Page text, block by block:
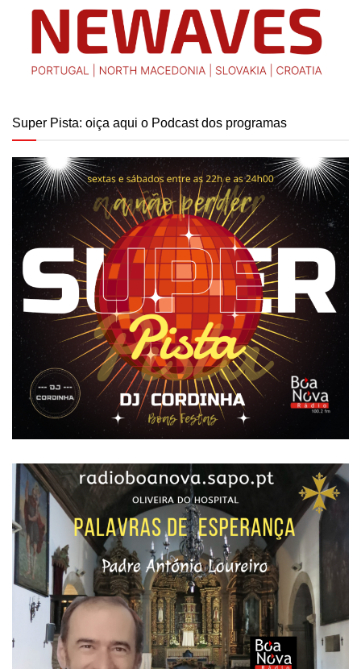
Super Pista: oiça aqui o Podcast dos programas